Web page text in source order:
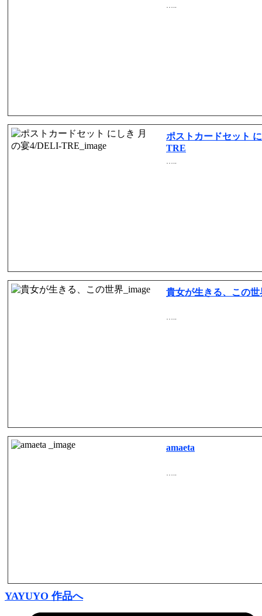
…..
ポストカードセット
TRE
…..
貴女が生きる、この世
…..
amaeta
…..
YAYUYO 作品へ